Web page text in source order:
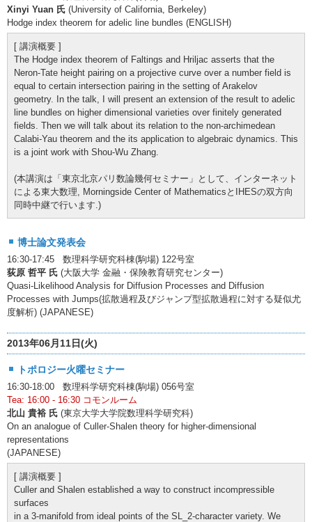
Xinyi Yuan 氏 (University of California, Berkeley)
Hodge index theorem for adelic line bundles (ENGLISH)
[ 講演概要 ]
The Hodge index theorem of Faltings and Hriljac asserts that the
Neron-Tate height pairing on a projective curve over a number field is
equal to certain intersection pairing in the setting of Arakelov
geometry. In the talk, I will present an extension of the result to adelic
line bundles on higher dimensional varieties over finitely generated
fields. Then we will talk about its relation to the non-archimedean
Calabi-Yau theorem and the its application to algebraic dynamics. This
is a joint work with Shou-Wu Zhang.
(本講演は「東京北京パリ数論幾何セミナー」として、インターネット
による東大数理, Morningside Center of MathematicsとIHESの双方向
同時中継で行います.)
博士論文発表会
16:30-17:45 数理科学研究科棟(駒場) 122号室
荻原 哲平 氏 (大阪大学 金融・保険教育研究センター)
Quasi-Likelihood Analysis for Diffusion Processes and Diffusion
Processes with Jumps(拡散過程及びジャンプ型拡散過程に対する疑似尤
度解析) (JAPANESE)
2013年06月11日(火)
トポロジー火曜セミナー
16:30-18:00 数理科学研究科棟(駒場) 056号室
Tea: 16:00 - 16:30 コモンルーム
北山 貴裕 氏 (東京大学大学院数理科学研究科)
On an analogue of Culler-Shalen theory for higher-dimensional
representations
(JAPANESE)
[ 講演概要 ]
Culler and Shalen established a way to construct incompressible
surfaces
in a 3-manifold from ideal points of the SL_2-character variety. We